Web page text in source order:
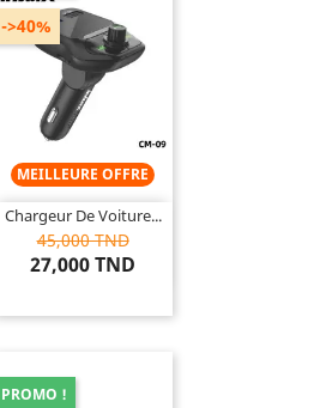
MEILLEURE OFFRE
Chargeur De Voiture...
45,000 TND
27,000 TND
->40%
PROMO !